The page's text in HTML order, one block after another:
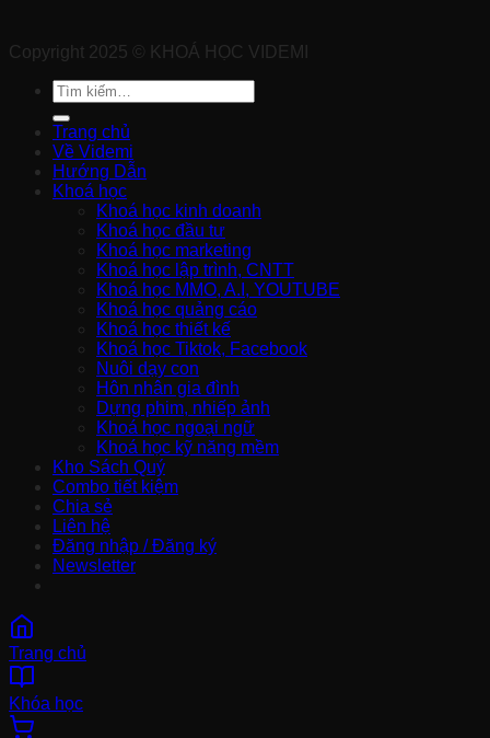
Copyright 2025 © KHOÁ HỌC VIDEMI
Tìm
kiếm:
Trang chủ
Về Videmi
Hướng Dẫn
Khoá học
Khoá học kinh doanh
Khoá học đầu tư
Khoá học marketing
Khoá học lập trình, CNTT
Khoá học MMO, A.I, YOUTUBE
Khoá học quảng cáo
Khoá học thiết kế
Khoá học Tiktok, Facebook
Nuôi dạy con
Hôn nhân gia đình
Dựng phim, nhiếp ảnh
Khoá học ngoại ngữ
Khoá học kỹ năng mềm
Kho Sách Quý
Combo tiết kiệm
Chia sẻ
Liên hệ
Đăng nhập / Đăng ký
Newsletter
Trang chủ
Khóa học